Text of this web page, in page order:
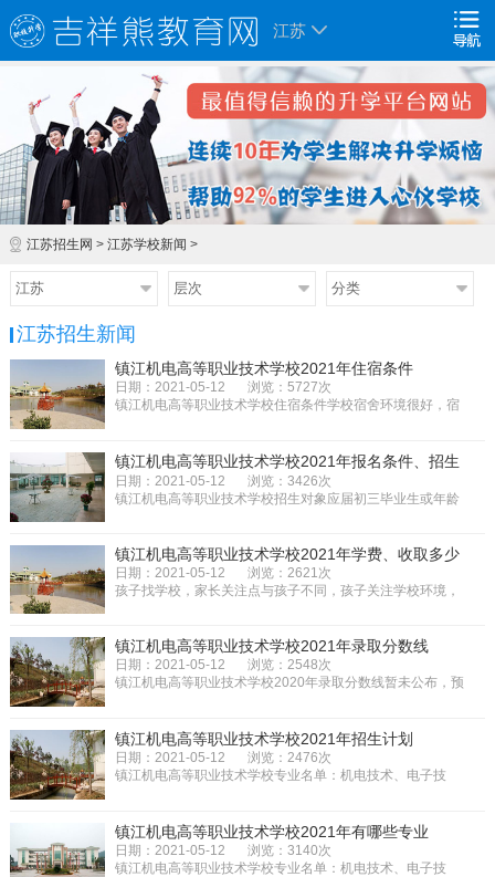
江苏
江苏招生网 > 江苏学校新闻 >
江苏 层次 分类
江苏招生新闻
镇江机电高等职业技术学校2021年住宿条件
日期：2021-05-12
浏览：5727次
镇江机电高等职业技术学校住宿条件学校宿舍环境很好，宿
镇江机电高等职业技术学校2021年报名条件、招生
对象
日期：2021-05-12
浏览：3426次
镇江机电高等职业技术学校招生对象应届初三毕业生或年龄
镇江机电高等职业技术学校2021年学费、收取多少
日期：2021-05-12
浏览：2621次
孩子找学校，家长关注点与孩子不同，孩子关注学校环境，
镇江机电高等职业技术学校2021年录取分数线
日期：2021-05-12
浏览：2548次
镇江机电高等职业技术学校2020年录取分数线暂未公布，预
镇江机电高等职业技术学校2021年招生计划
日期：2021-05-12
浏览：2476次
镇江机电高等职业技术学校专业名单：机电技术、电子技
镇江机电高等职业技术学校2021年有哪些专业
日期：2021-05-12
浏览：3140次
镇江机电高等职业技术学校专业名单：机电技术、电子技